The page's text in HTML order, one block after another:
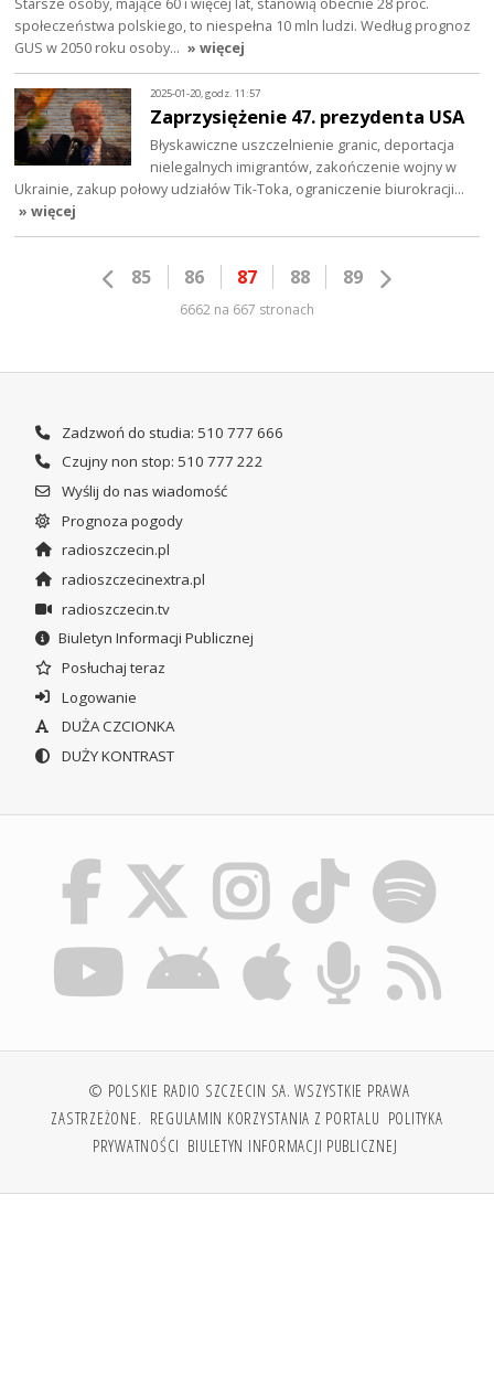
społeczeństwa polskiego, to niespełna 10 mln ludzi. Według prognoz
GUS w 2050 roku osoby… » więcej
2025-01-20, godz. 11:57
Zaprzysiężenie 47. prezydenta USA
Błyskawiczne uszczelnienie granic, deportacja
nielegalnych imigrantów, zakończenie wojny w
Ukrainie, zakup połowy udziałów Tik-Toka, ograniczenie biurokracji…
» więcej
85 86 87 88 89
6662 na 667 stronach
Zadzwoń do studia: 510 777 666
Czujny non stop: 510 777 222
Wyślij do nas wiadomość
Prognoza pogody
radioszczecin.pl
radioszczecinextra.pl
radioszczecin.tv
Biuletyn Informacji Publicznej
Posłuchaj teraz
Logowanie
DUŻA CZCIONKA
DUŻY KONTRAST
© POLSKIE RADIO SZCZECIN SA. WSZYSTKIE PRAWA
ZASTRZEŻONE. REGULAMIN KORZYSTANIA Z PORTALU POLITYKA
PRYWATNOŚCI BIULETYN INFORMACJI PUBLICZNEJ